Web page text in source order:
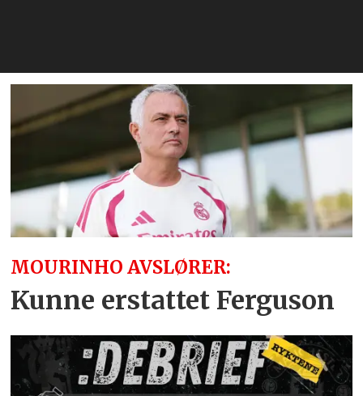
MOURINHO AVSLØRER:
Kunne erstattet Ferguson